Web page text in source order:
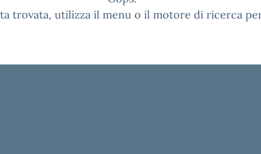
trovata, utilizza il menu o il motore di ricerca